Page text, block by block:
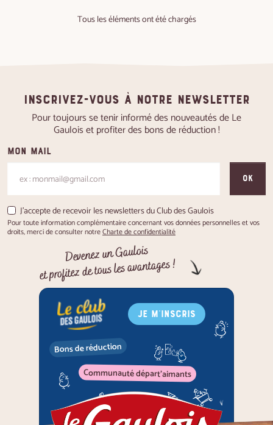
Tous les éléments ont été chargés
Inscrivez-vous à notre newsletter
Pour toujours se tenir informé des nouveautés de Le
Gaulois et profiter des bons de réduction !
Mon mail
OK
J'accepte de recevoir les newsletters du Club des Gaulois
Pour toute information complémentaire concernant vos données personnelles et vos
droits, merci de consulter notreCharte de confidentialité
Devenez un Gaulois
et profitez de tous les avantages !
JE M'INSCRIS
Bons de réduction
Communauté départ'aimants